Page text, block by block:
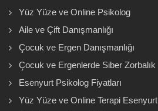
Yüz Yüze ve Online Psikolog
Aile ve Çift Danışmanlığı
Çocuk ve Ergen Danışmanlığı
Çocuk ve Ergenlerde Siber Zorbalık
Esenyurt Psikolog Fiyatları
Yüz Yüze ve Online Terapi Esenyurt